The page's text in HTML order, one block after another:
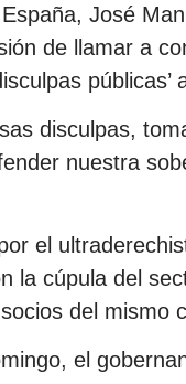
José
de llamar a
públicas’
disculpas,
nuestra
el
la cúpula del
del mismo
el